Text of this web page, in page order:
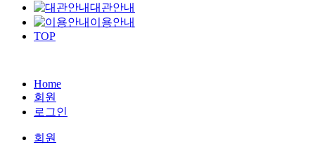
대관안내
이용안내
TOP
Home
회원
로그인
회원